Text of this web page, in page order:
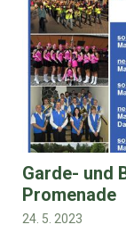
Garde- und
Promenade
24. 5. 2023